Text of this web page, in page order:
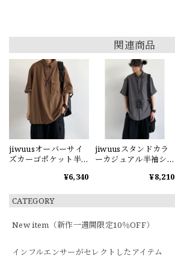
CATEGORY
New item（新作一週間限定10％OFF）
インフルエンサーがセレクトしたアイテム
関連商品
jiwuusオーバーサイ
ズカーゴポケット半
¥6,340
jiwuusスタンドカラ
ーカジュアル半袖シ
¥8,210